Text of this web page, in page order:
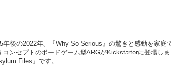
年後の2022年、『Why So Serious』の驚きと感動を家庭
コンセプトのボードゲーム型ARGがKickstarterに登場し
Files』です。